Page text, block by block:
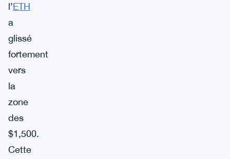
l’ETH
a
glissé
fortement
vers
la
zone
des
$1,500.
Cette